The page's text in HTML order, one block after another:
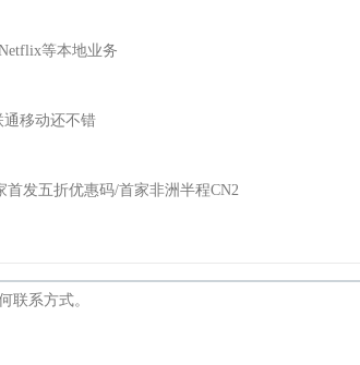
等本地业务
通移动还不错
首发五折优惠码/首家非洲半程CN2